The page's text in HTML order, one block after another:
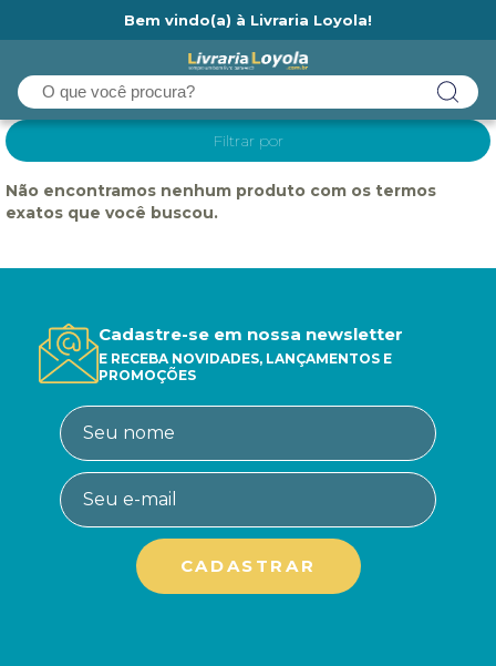
Bem vindo(a) à Livraria Loyola!
Filtrar por
Não encontramos nenhum produto com os termos
exatos que você buscou.
Cadastre-se em nossa newsletter
E RECEBA NOVIDADES, LANÇAMENTOS E
PROMOÇÕES